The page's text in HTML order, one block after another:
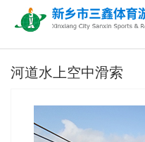
河道水上空中滑索